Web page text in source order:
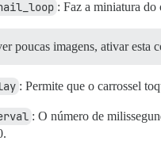
: Faz a miniatura
poucas imagens, ativar esta
: Permite que o carrossel
: O número de